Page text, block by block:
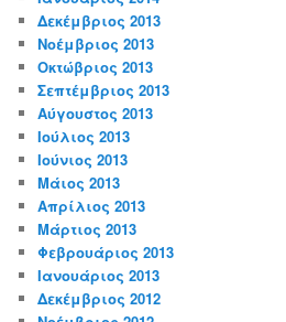
Δεκέμβριος 2013
Νοέμβριος 2013
Οκτώβριος 2013
Σεπτέμβριος 2013
Αύγουστος 2013
Ιούλιος 2013
Ιούνιος 2013
Μάιος 2013
Απρίλιος 2013
Μάρτιος 2013
Φεβρουάριος 2013
Ιανουάριος 2013
Δεκέμβριος 2012